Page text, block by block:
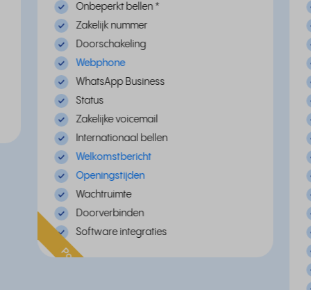
Onbeperkt bellen *
Zakelijk nummer
Doorschakeling
Webphone
WhatsApp Business
Status
Zakelijke voicemail
Internationaal bellen
Welkomstbericht
Openingstijden
Wachtruimte
Doorverbinden
Software integraties
Populair